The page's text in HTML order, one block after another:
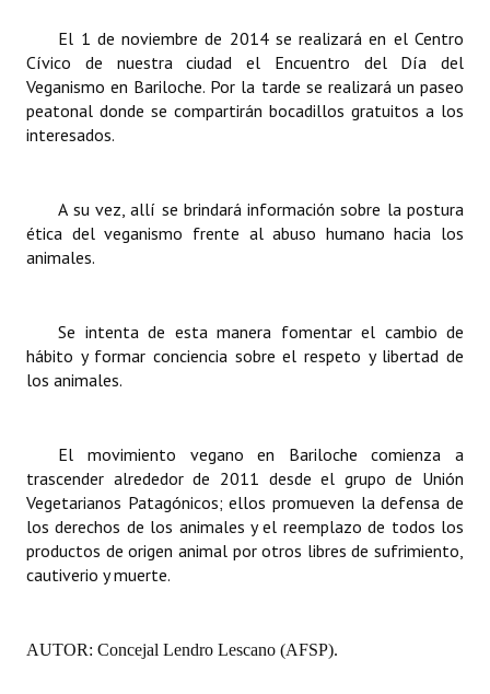
Ejecución Presupuestaria
Actas de Audiencias Públicas
NORMATIVA
Declaraciones
Resoluciones
INSTITUCIONAL
Noticias Destacadas
Registros y Distinciones
Datos Históricos
Premio al Mérito - Registro
El 1 de noviembre de 2014 se realizará en el Centro
Cívico de nuestra ciudad el Encuentro del Día del
Veganismo en Bariloche. Por la tarde se realizará un paseo
peatonal donde se compartirán bocadillos gratuitos a los
interesados.
A su vez, allí se brindará información sobre la postura
ética del veganismo frente al abuso humano hacia los
animales.
Se intenta de esta manera fomentar el cambio de
hábito y formar conciencia sobre el respeto y libertad de
los animales.
El movimiento vegano en Bariloche comienza a
trascender alrededor de 2011 desde el grupo de Unión
Vegetarianos Patagónicos; ellos promueven la defensa de
los derechos de los animales y el reemplazo de todos los
productos de origen animal por otros libres de sufrimiento,
cautiverio y muerte.
AUTOR: Concejal Lendro Lescano (AFSP).